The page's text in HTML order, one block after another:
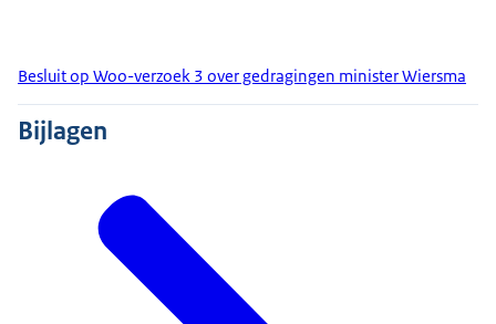
Besluit op Woo-verzoek 3 over gedragingen minister Wiersma
Bijlagen